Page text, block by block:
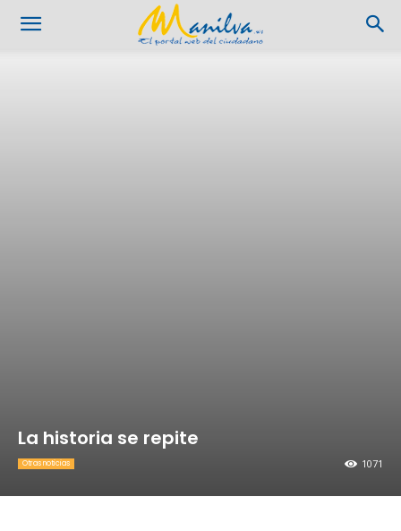
La historia se repite
1071
Otras noticias